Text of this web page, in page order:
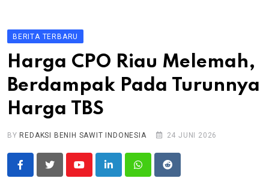
BERITA TERBARU
Harga CPO Riau Melemah,
Berdampak Pada Turunnya
Harga TBS
BY REDAKSI BENIH SAWIT INDONESIA 24 JUNI 2026
YoutubeLinkedInWhatsappReddit